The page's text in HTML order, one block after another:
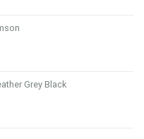
Grey Black